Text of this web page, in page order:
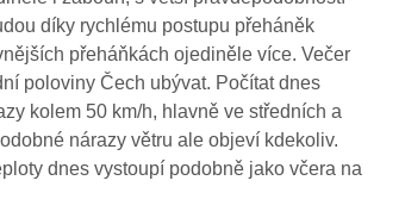
díky rychlému postupu přeháněk
přeháňkách ojediněle více. Večer
poloviny Čech ubývat. Počítat dnes
kolem 50 km/h, hlavně ve středních a
nárazy větru ale objeví kdekoliv.
dnes vystoupí podobně jako včera na